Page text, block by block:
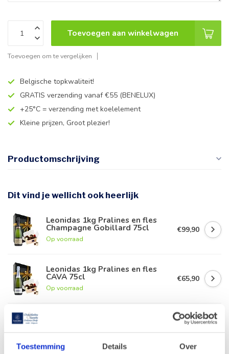
Toestemming Details Over
Toevoegen aan winkelwagen
Toevoegen om te vergelijken
Belgische topkwaliteit!
GRATIS verzending vanaf €55 (BENELUX)
+25°C = verzending met koelelement
Kleine prijzen, Groot plezier!
Productomschrijving
Dit vind je wellicht ook heerlijk
Leonidas 1kg Pralines en fles
Champagne Gobillard 75cl
Op voorraad
€99,90
Leonidas 1kg Pralines en fles
CAVA 75cl
Op voorraad
€65,90
€63,90